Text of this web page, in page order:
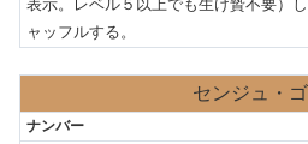
表示。レベル５以上でも生け贄不要）
ャッフルする。
センジュ・